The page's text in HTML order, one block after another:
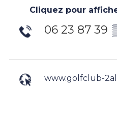
Cliquez pour
06 23 87 39
www.golfclub-